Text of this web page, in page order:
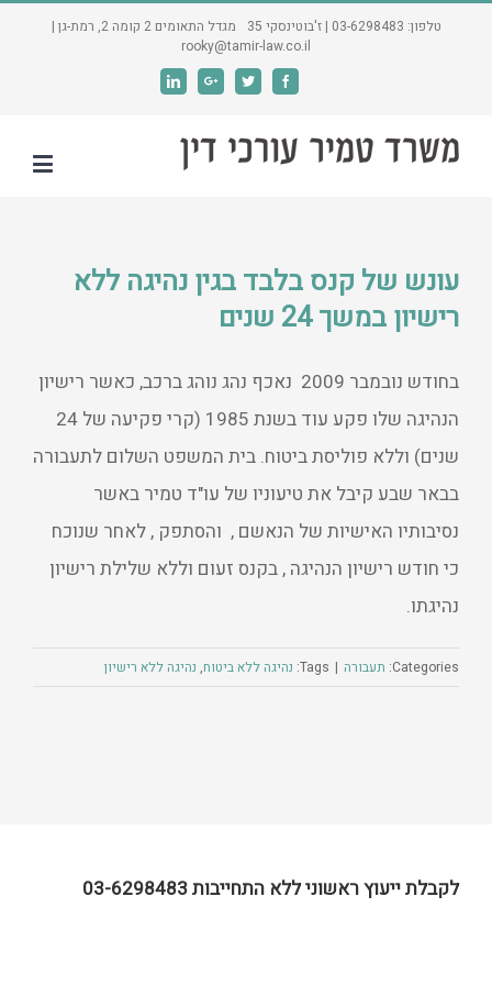
טלפון: 03-6298483 | ז'בוטינסקי 35 מגדל התאומים 2 קומה 2, רמת-גן |
rooky@tamir-law.co.il
Facebook
Twitter
Google+
Linkedin
עונש של קנס בלבד בגין נהיגה ללא
רישיון במשך 24 שנים
בחודש נובמבר 2009 נאכף נהג נוהג ברכב, כאשר רישיון
הנהיגה שלו פקע עוד בשנת 1985 (קרי פקיעה של 24
שנים) וללא פוליסת ביטוח. בית המשפט השלום לתעבורה
בבאר שבע קיבל את טיעוניו של עו"ד טמיר באשר
נסיבותיו האישיות של הנאשם , והסתפק , לאחר שנוכח
כי חודש רישיון הנהיגה , בקנס זעום וללא שלילת רישיון
נהיגתו.
Categories: תעבורה |
Tags: נהיגה ללא ביטוח, נהיגה ללא רישיון
לקבלת ייעוץ ראשוני ללא התחייבות 03-6298483